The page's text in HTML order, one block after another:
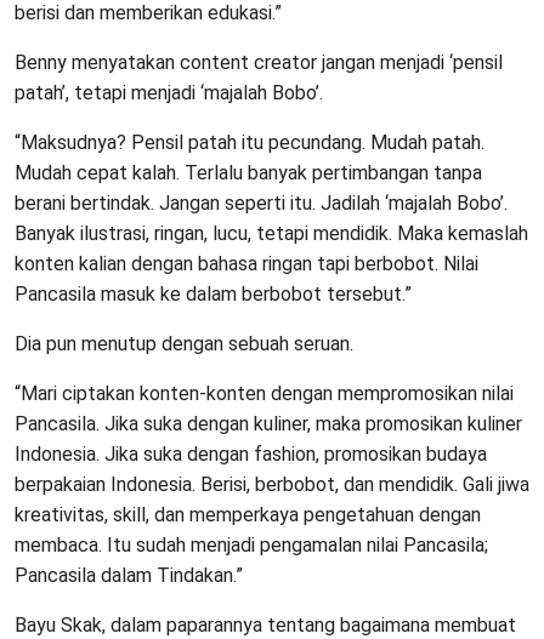
berisi dan memberikan edukasi.”
Benny menyatakan content creator jangan menjadi ‘pensil
patah’, tetapi menjadi ‘majalah Bobo’.
“Maksudnya? Pensil patah itu pecundang. Mudah patah.
Mudah cepat kalah. Terlalu banyak pertimbangan tanpa
berani bertindak. Jangan seperti itu. Jadilah ‘majalah Bobo’.
Banyak ilustrasi, ringan, lucu, tetapi mendidik. Maka kemaslah
konten kalian dengan bahasa ringan tapi berbobot. Nilai
Pancasila masuk ke dalam berbobot tersebut.”
Dia pun menutup dengan sebuah seruan.
“Mari ciptakan konten-konten dengan mempromosikan nilai
Pancasila. Jika suka dengan kuliner, maka promosikan kuliner
Indonesia. Jika suka dengan fashion, promosikan budaya
berpakaian Indonesia. Berisi, berbobot, dan mendidik. Gali jiwa
kreativitas, skill, dan memperkaya pengetahuan dengan
membaca. Itu sudah menjadi pengamalan nilai Pancasila;
Pancasila dalam Tindakan.”
Bayu Skak, dalam paparannya tentang bagaimana membuat